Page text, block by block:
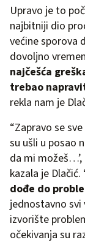
Upravo je to
najbitniji dio
većine sporova
dovoljno
najčešća
trebao
rekla nam je
“Zapravo se
su ušli u posao
da mi
kazala je Dlačić.
dođe do
jednostavno svi
izvorište
očekivanja su